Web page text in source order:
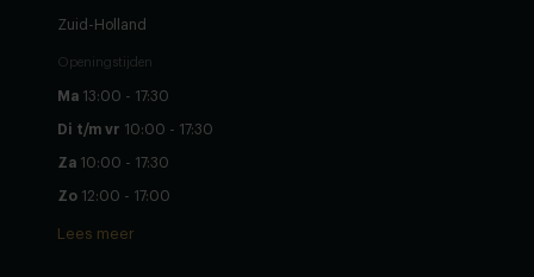
Zuid-Holland
Openingstijden
Ma 13:00 - 17:30
Di t/m vr 10:00 - 17:30
Za 10:00 - 17:30
Zo 12:00 - 17:00
Lees meer